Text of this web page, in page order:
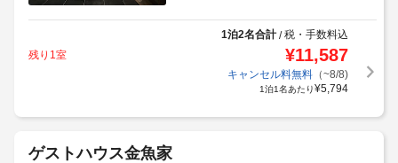
1泊2名合計/税・手数料込
残り1室
¥11,587
キャンセル料無料（~8/8)
1泊1名あたり¥5,794
ゲストハウス金魚家